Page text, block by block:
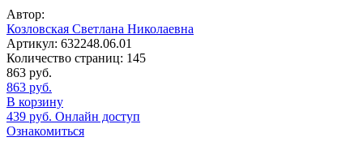
Автор:
Козловская Светлана Николаевна
Артикул: 632248.06.01
Количество страниц: 145
863 руб.
863 руб.
В корзину
439 руб. Онлайн доступ
Ознакомиться